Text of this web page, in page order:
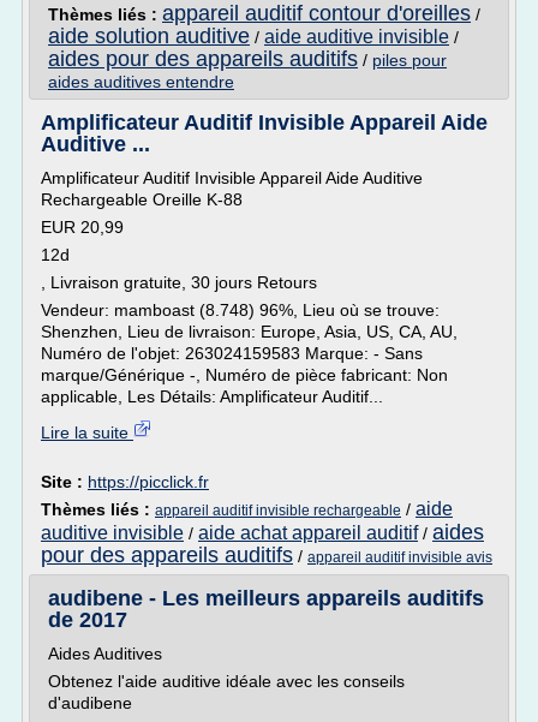
Thèmes liés : appareil auditif contour d'oreilles /
aide solution auditive / aide auditive invisible /
aides pour des appareils auditifs / piles pour
aides auditives entendre
Amplificateur Auditif Invisible Appareil Aide
Auditive ...
Amplificateur Auditif Invisible Appareil Aide Auditive
Rechargeable Oreille K-88
EUR 20,99
12d
, Livraison gratuite, 30 jours Retours
Vendeur: mamboast (8.748) 96%, Lieu où se trouve:
Shenzhen, Lieu de livraison: Europe, Asia, US, CA, AU,
Numéro de l'objet: 263024159583 Marque: - Sans
marque/Générique -, Numéro de pièce fabricant: Non
applicable, Les Détails: Amplificateur Auditif...
Lire la suite
Site : https://picclick.fr
Thèmes liés : appareil auditif invisible rechargeable / aide
auditive invisible / aide achat appareil auditif/ aides
pour des appareils auditifs / appareil auditif invisible avis
audibene - Les meilleurs appareils auditifs
de 2017
Aides Auditives
Obtenez l'aide auditive idéale avec les conseils
d'audibene